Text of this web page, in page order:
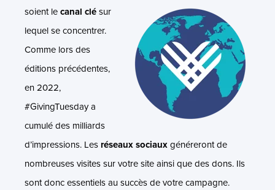
soient lecanal clésur
lequel se concentrer.
Comme lors des
éditions précédentes,
en 2022,
#GivingTuesday a
cumulé des milliards
d’impressions. Les réseaux sociauxgénéreront de
nombreuses visites sur votre site ainsi que des dons. Ils
sont donc essentiels au succès de votre campagne.